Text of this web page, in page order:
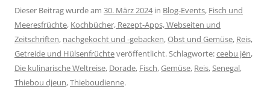
Dieser Beitrag wurde am 30. März 2024in Blog-Events, Fisch und
Meeresfrüchte, Kochbücher, Rezept-Apps, Webseiten und
Zeitschriften, nachgekocht und -gebacken,Obst und Gemüse, Reis,
Getreide und Hülsenfrüchteveröffentlicht. Schlagworte:ceebu jën,
Die kulinarische Weltreise, Dorade, Fisch,Gemüse, Reis,Senegal,
Thiebou djeun,Thieboudienne.